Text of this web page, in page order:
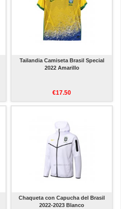
Tailandia Camiseta Brasil Special
2022 Amarillo
€17.50
Chaqueta con Capucha del Brasil
2022-2023 Blanco